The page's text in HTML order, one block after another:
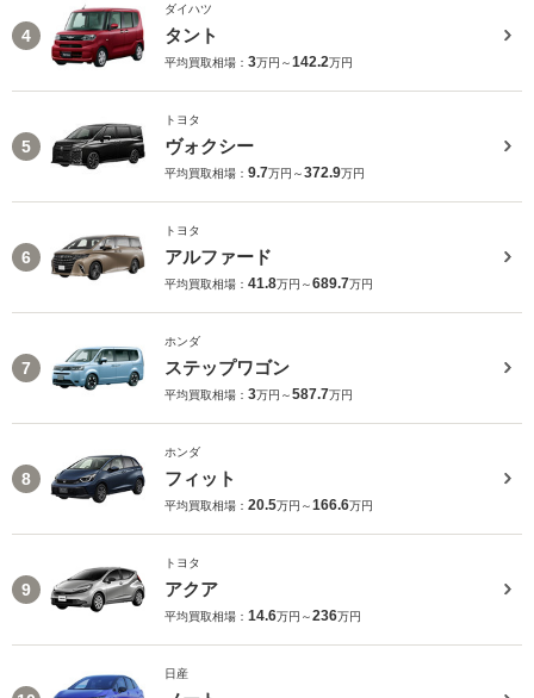
4
ダイハツ
タント
平均買取相場： 3万円～142.2万円
5
トヨタ
ヴォクシー
平均買取相場： 9.7万円～372.9万円
6
トヨタ
アルファード
平均買取相場： 41.8万円～689.7万円
7
ホンダ
ステップワゴン
平均買取相場： 3万円～587.7万円
8
ホンダ
フィット
平均買取相場： 20.5万円～166.6万円
9
トヨタ
アクア
平均買取相場： 14.6万円～236万円
日産